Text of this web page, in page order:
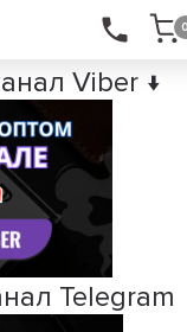
Viber ↓
Telegram